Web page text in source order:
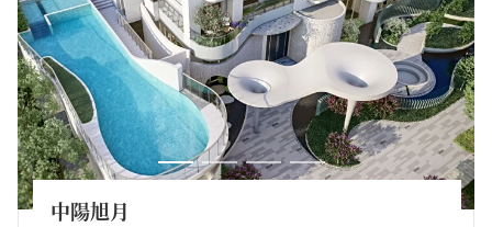
中陽旭月